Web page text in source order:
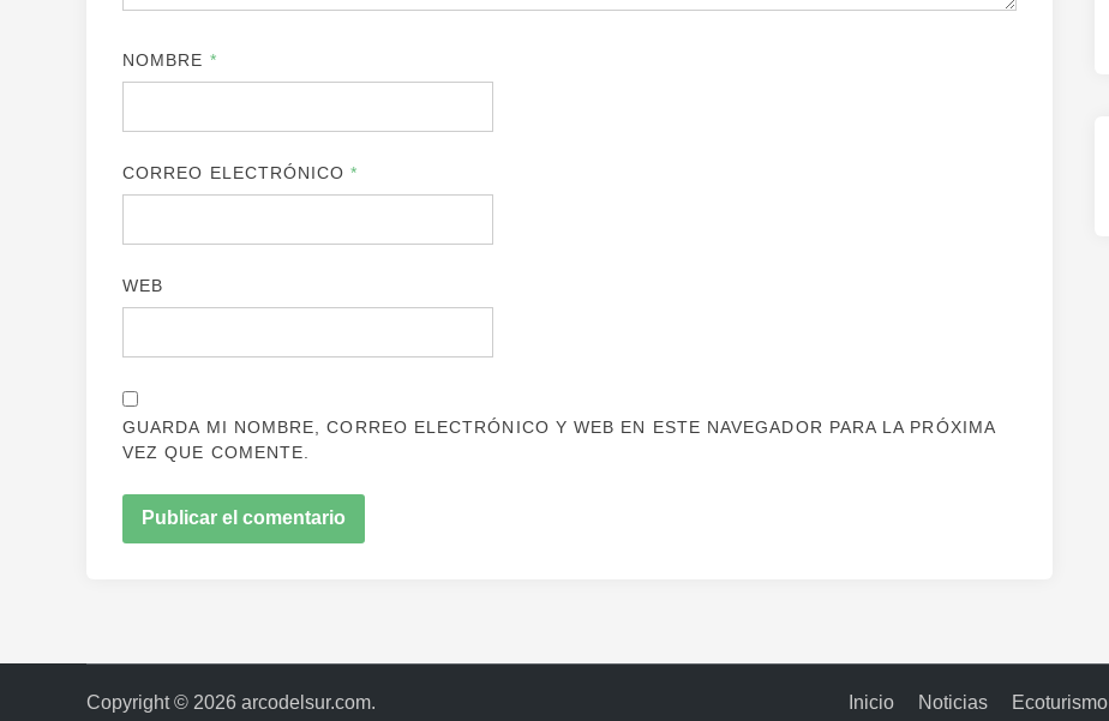
NOMBRE *
CORREO ELECTRÓNICO*
WEB
GUARDA MI NOMBRE, CORREO ELECTRÓNICO Y WEB EN ESTE NAVEGADOR PARA LA PRÓXIMA
VEZ QUE COMENTE.
Copyright © 2026 arcodelsur.com. Inicio Noticias Ecoturismo